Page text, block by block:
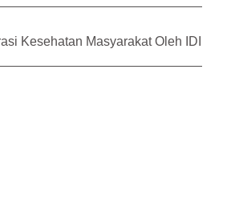
Kesehatan Masyarakat Oleh IDI